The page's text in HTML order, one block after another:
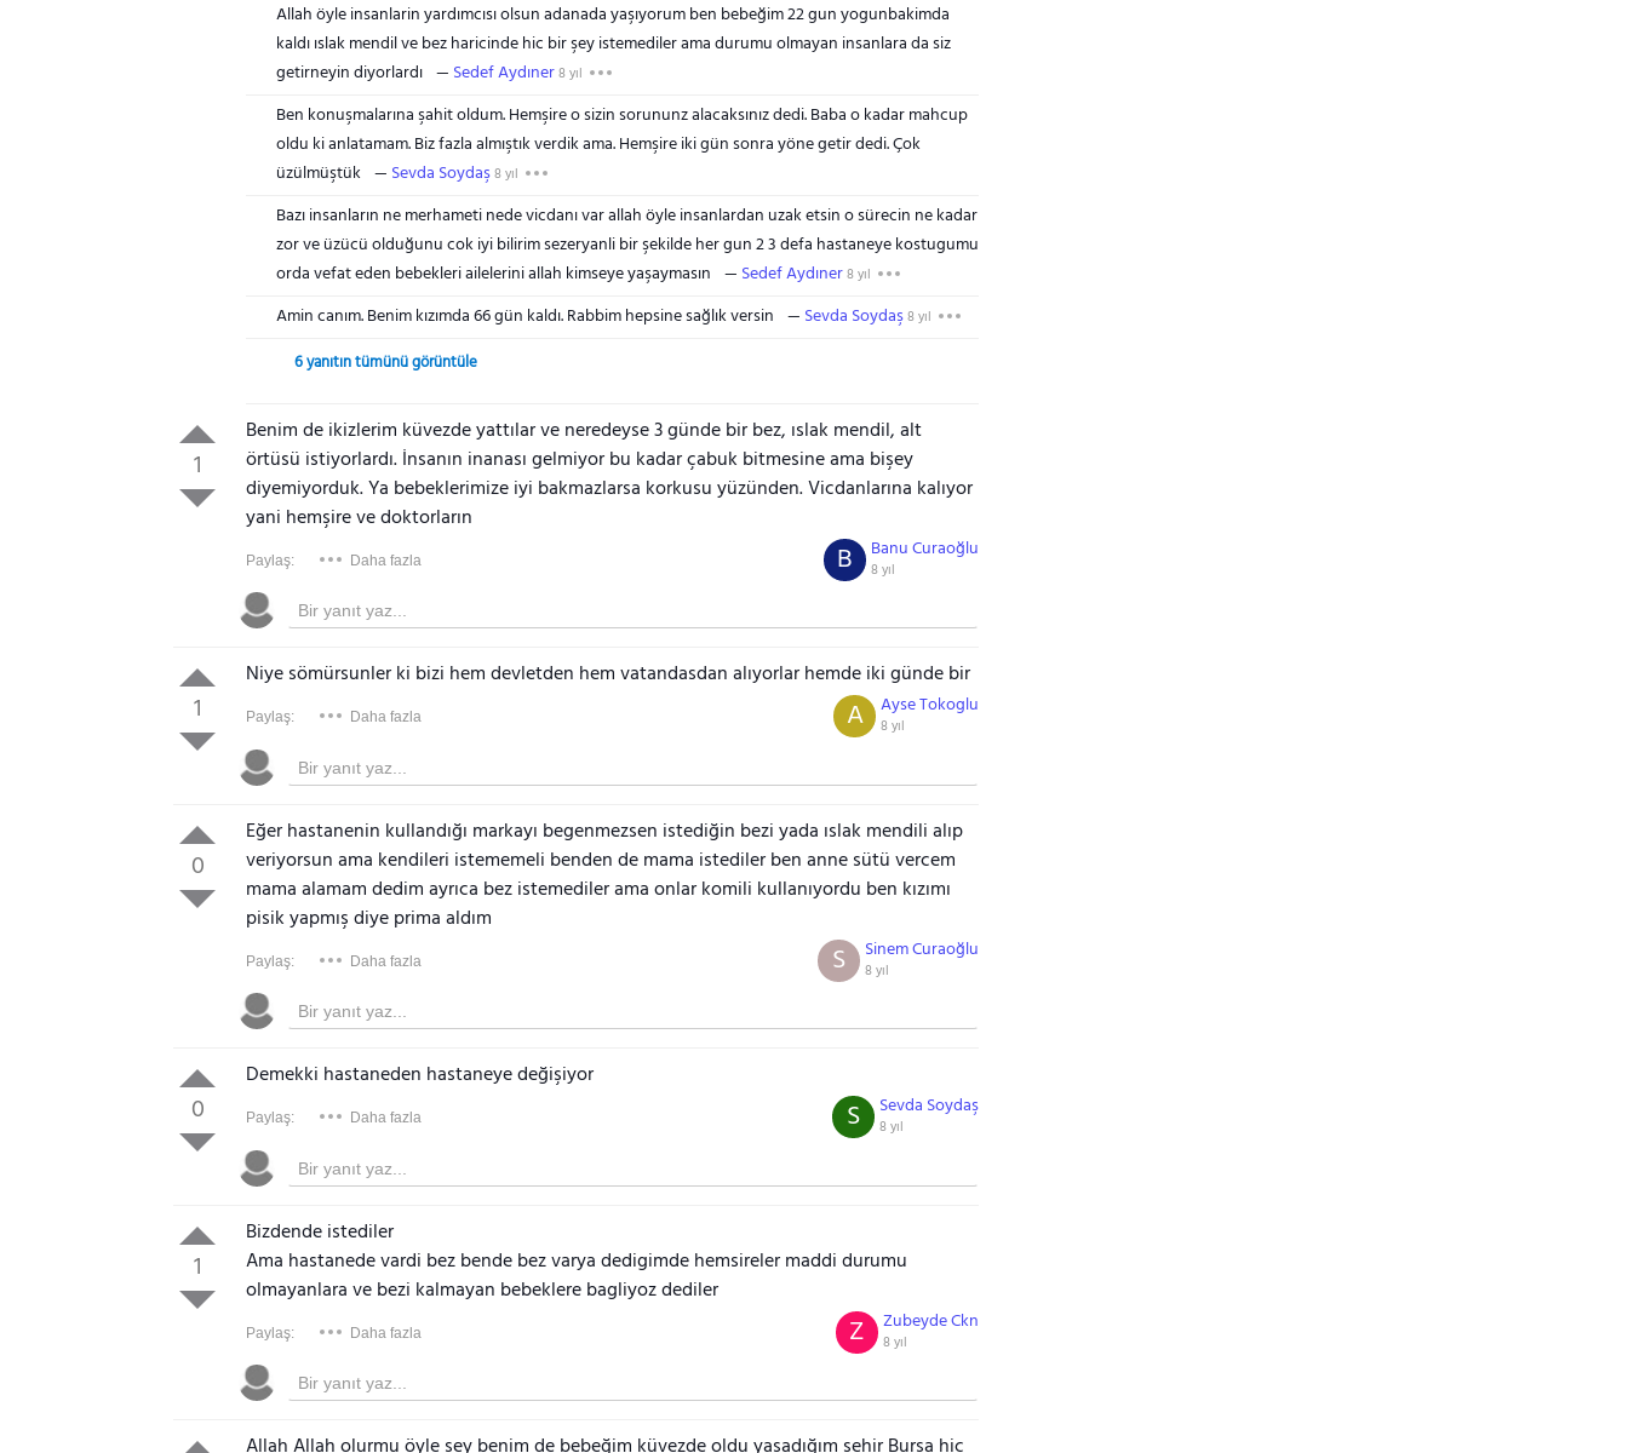
Allah öyle insanlarin yardımcısı olsun adanada yaşıyorum ben bebeğim 22 gun yogunbakimda
kaldı ıslak mendil ve bez haricinde hic bir şey istemediler ama durumu olmayan insanlara da siz
getirneyin diyorlardı
Sedef Aydıner8 yıl
Ben konuşmalarına şahit oldum. Hemşire o sizin sorununz alacaksınız dedi. Baba o kadar mahcup
oldu ki anlatamam. Biz fazla almıştık verdik ama. Hemşire iki gün sonra yöne getir dedi. Çok
üzülmüştük
Sevda Soydaş8 yıl
Bazı insanların ne merhameti nede vicdanı var allah öyle insanlardan uzak etsin o sürecin ne kadar
zor ve üzücü olduğunu cok iyi bilirim sezeryanli bir şekilde her gun 2 3 defa hastaneye kostugumu
orda vefat eden bebekleri ailelerini allah kimseye yaşaymasın
Sedef Aydıner8 yıl
Amin canım. Benim kızımda 66 gün kaldı. Rabbim hepsine sağlık versin Sevda Soydaş8 yıl
6 yanıtın tümünü görüntüle
1
Benim de ikizlerim küvezde yattılar ve neredeyse 3 günde bir bez, ıslak mendil, alt
örtüsü istiyorlardı. İnsanın inanası gelmiyor bu kadar çabuk bitmesine ama bişey
diyemiyorduk. Ya bebeklerimize iyi bakmazlarsa korkusu yüzünden. Vicdanlarına kalıyor
yani hemşire ve doktorların
Paylaş: Daha fazla Banu Curaoğlu
8 yıl
B
1
Niye sömürsunler ki bizi hem devletden hem vatandasdan alıyorlar hemde iki günde bir
Paylaş: Daha fazla Ayse Tokoglu
8 yıl
A
0
Eğer hastanenin kullandığı markayı begenmezsen istediğin bezi yada ıslak mendili alıp
veriyorsun ama kendileri istememeli benden de mama istediler ben anne sütü vercem
mama alamam dedim ayrıca bez istemediler ama onlar komili kullanıyordu ben kızımı
pisik yapmış diye prima aldım
Paylaş: Daha fazla Sinem Curaoğlu
8 yıl
S
0
Demekki hastaneden hastaneye değişiyor
Paylaş: Daha fazla Sevda Soydaş
8 yıl
S
1
Bizdende istediler
Ama hastanede vardi bez bende bez varya dedigimde hemsireler maddi durumu
olmayanlara ve bezi kalmayan bebeklere bagliyoz dediler
Paylaş: Daha fazla Zubeyde Ckn
8 yıl
Z